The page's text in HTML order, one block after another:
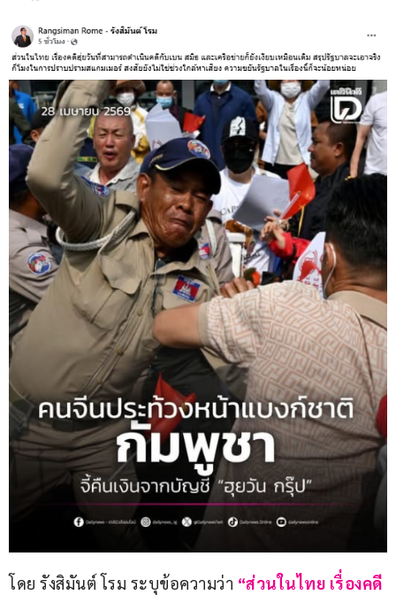
โดย รังสิมันต์ โรม ระบุข้อความว่า “ส่วนในไทย เรื่องคดี